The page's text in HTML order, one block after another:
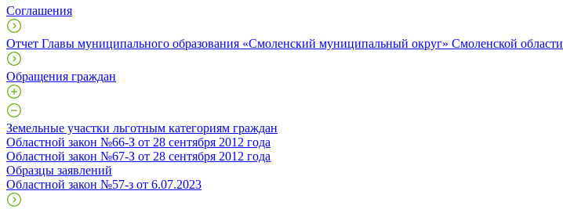
Соглашения
Отчет Главы муниципального образования «Смоленский муниципальный округ» Смоленской области
Обращения граждан
Земельные участки льготным категориям граждан
Областной закон №66-З от 28 сентября 2012 года
Областной закон №67-З от 28 сентября 2012 года
Образцы заявлений
Областной закон №57-з от 6.07.2023